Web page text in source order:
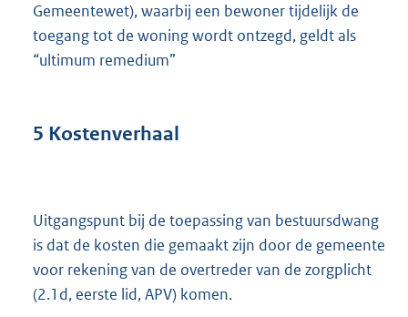
Gemeentewet), waarbij een bewoner tijdelijk de
toegang tot de woning wordt ontzegd, geldt als
“ultimum remedium”
5 Kostenverhaal
Uitgangspunt bij de toepassing van bestuursdwang
is dat de kosten die gemaakt zijn door de gemeente
voor rekening van de overtreder van de zorgplicht
(2.1d, eerste lid, APV) komen.